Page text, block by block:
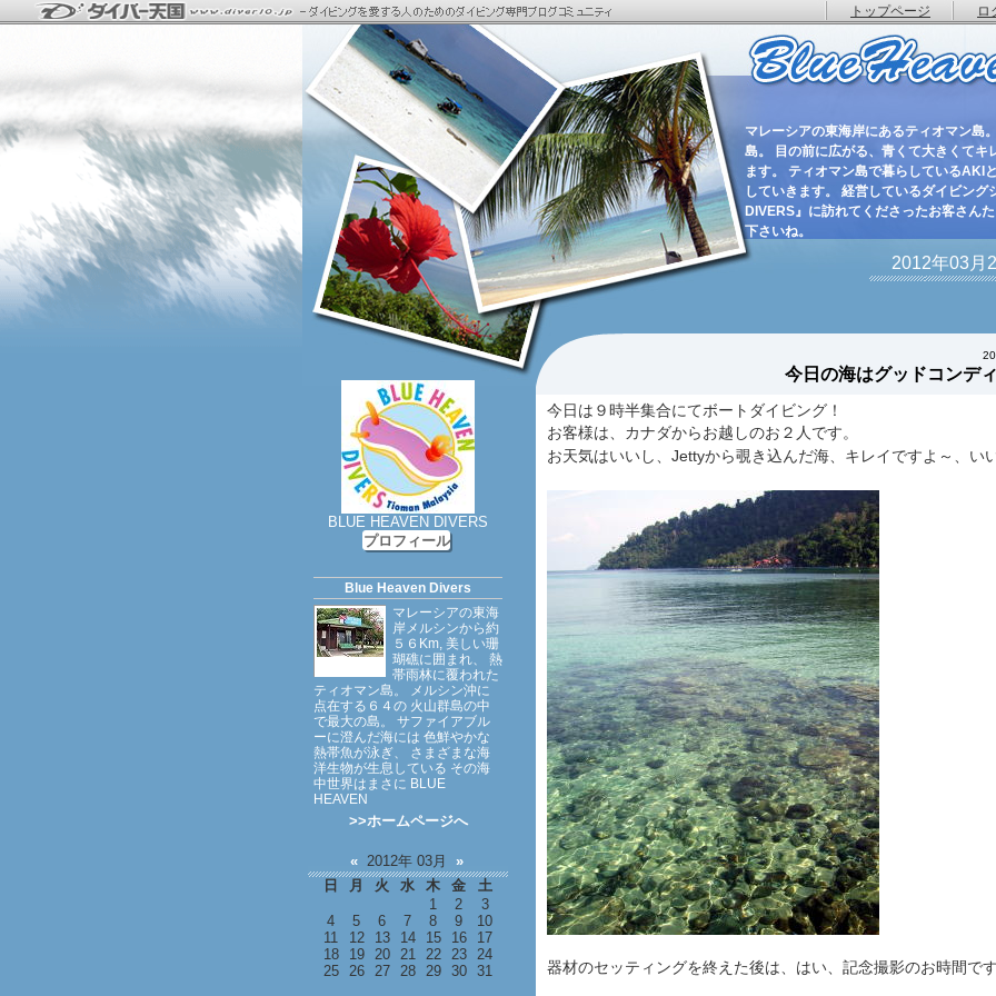
トップページ ロ
マレーシアの東海岸にあるティオマン島
島。 目の前に広がる、青くて大きくてキ
ます。 ティオマン島で暮らしているAKI
していきます。 経営しているダイビン
DIVERS』に訪れてくださったお客さん
下さいね。
2012年03月
今日の海はグッドコンデ
今日は９時半集合にてボートダイビング！
お客様は、カナダからお越しのお２人です。
お天気はいいし、Jettyから覗き込んだ海、キレイですよ～、い
器材のセッティングを終えた後は、はい、記念撮影のお時間で
BLUE HEAVEN DIVERS
プロフィール
Blue Heaven Divers
マレーシアの東海
岸メルシンから約
５６Km, 美しい珊
瑚礁に囲まれ、 熱
帯雨林に覆われた
ティオマン島。 メルシン沖に
点在する６４の 火山群島の中
で最大の島。 サファイアブル
ーに澄んだ海には 色鮮やかな
熱帯魚が泳ぎ、 さまざまな海
洋生物が生息している その海
中世界はまさに BLUE
HEAVEN
>>ホームページへ
« 2012年 03月 »
日
月 火 水 木 金
土
1
2
3
4
5 6 7 8 9
10
11
12 13 14 15 16
17
18
19 20 21 22 23
24
25
26 27 28 29 30 31